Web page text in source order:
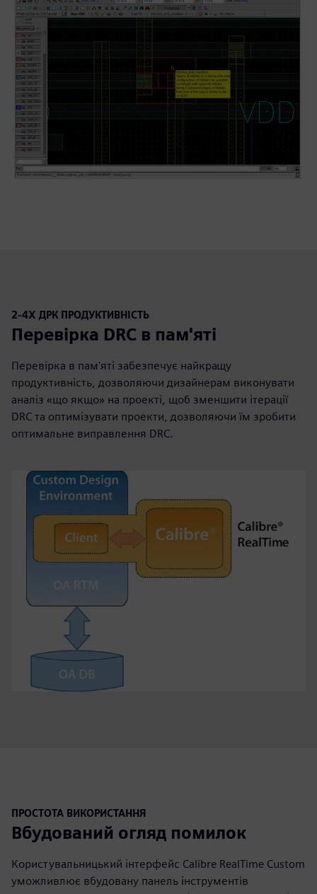
2-4X ДРК ПРОДУКТИВНІСТЬ
Перевірка DRC в пам'яті
Перевірка в пам'яті забезпечує найкращу
продуктивність, дозволяючи дизайнерам виконувати
аналіз «що якщо» на проекті, щоб зменшити ітерації
DRC та оптимізувати проекти, дозволяючи їм зробити
оптимальне виправлення DRC.
ПРОСТОТА ВИКОРИСТАННЯ
Вбудований огляд помилок
Користувальницький інтерфейс Calibre RealTime Custom
уможливлює вбудовану панель інструментів